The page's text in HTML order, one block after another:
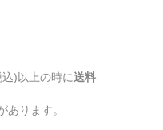
込)以上の時に送料
ります。